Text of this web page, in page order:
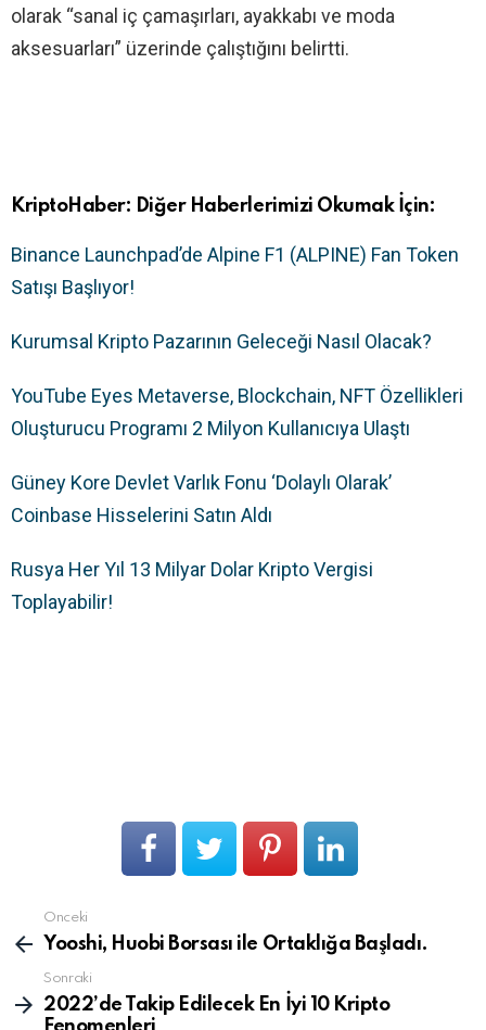
olarak “sanal iç çamaşırları, ayakkabı ve moda
aksesuarları” üzerinde çalıştığını belirtti.
KriptoHaber: Diğer Haberlerimizi Okumak İçin:
Binance Launchpad’de Alpine F1 (ALPINE) Fan Token
Satışı Başlıyor!
Kurumsal Kripto Pazarının Geleceği Nasıl Olacak?
YouTube Eyes Metaverse, Blockchain, NFT Özellikleri
Oluşturucu Programı 2 Milyon Kullanıcıya Ulaştı
Güney Kore Devlet Varlık Fonu ‘Dolaylı Olarak’
Coinbase Hisselerini Satın Aldı
Rusya Her Yıl 13 Milyar Dolar Kripto Vergisi
Toplayabilir!
Devamını
gör
Önceki
Yooshi, Huobi Borsası ile Ortaklığa Başladı.
Sonraki
2022’de Takip Edilecek En İyi 10 Kripto